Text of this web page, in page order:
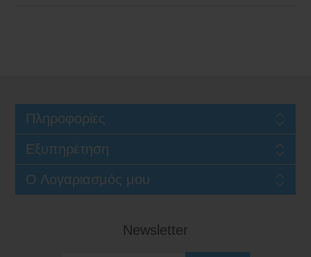
Πληροφορίες
Εξυπηρέτηση
Ο Λογαριασμός μου
Newsletter